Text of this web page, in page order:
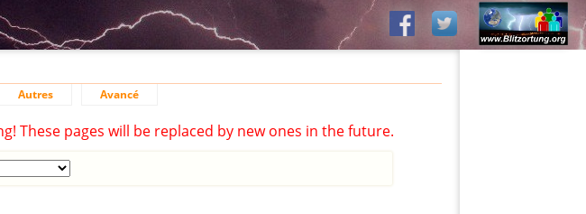
Autres Avancé
These pages will be replaced by new ones in the future.